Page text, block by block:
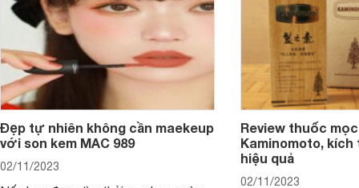
Đẹp tự nhiên không cần maekeup
với son kem MAC 989
02/11/2023
Review thuốc
Kaminomoto,
hiệu quả
02/11/2023